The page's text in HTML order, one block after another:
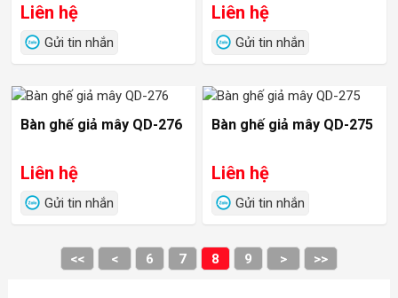
Liên hệ
Gửi tin nhắn
Liên hệ
Gửi tin nhắn
Bàn ghế giả mây QD-276
Liên hệ
Gửi tin nhắn
Bàn ghế giả mây QD-275
Liên hệ
Gửi tin nhắn
<< < 6 7 8 9 > >>